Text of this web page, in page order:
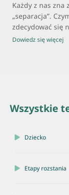
Każdy z nas zna
„separacja”.
zdecydować się
Dowiedz się więcej
Wszystkie
Dziecko
Etapy rozstania